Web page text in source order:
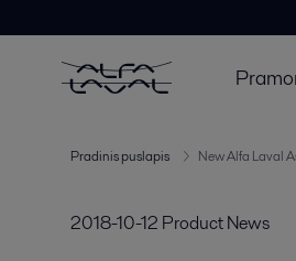
Pradinis puslapis New Alfa Laval
2018-10-12 Product News